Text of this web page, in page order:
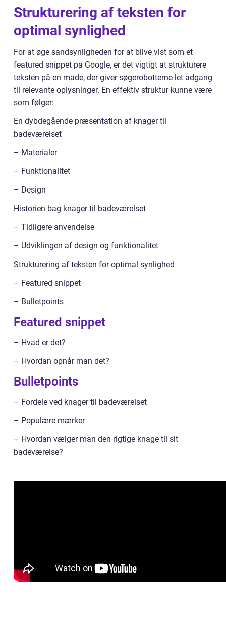
Strukturering af teksten for
optimal synlighed
For at øge sandsynligheden for at blive vist som et
featured snippet på Google, er det vigtigt at strukturere
teksten på en måde, der giver søgerobotterne let adgang
til relevante oplysninger. En effektiv struktur kunne være
som følger:
En dybdegående præsentation af knager til
badeværelset
– Materialer
– Funktionalitet
– Design
Historien bag knager til badeværelset
– Tidligere anvendelse
– Udviklingen af design og funktionalitet
Strukturering af teksten for optimal synlighed
– Featured snippet
– Bulletpoints
Featured snippet
– Hvad er det?
– Hvordan opnår man det?
Bulletpoints
– Fordele ved knager til badeværelset
– Populære mærker
– Hvordan vælger man den rigtige knage til sit
badeværelse?